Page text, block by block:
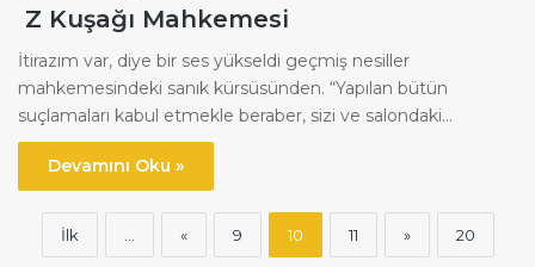
Z Kuşağı Mahkemesi
İtirazım var, diye bir ses yükseldi geçmiş nesiller
mahkemesindeki sanık kürsüsünden. “Yapılan bütün
suçlamaları kabul etmekle beraber, sizi ve salondaki…
Devamını Oku »
İlk ... « 9 10 11 » 20